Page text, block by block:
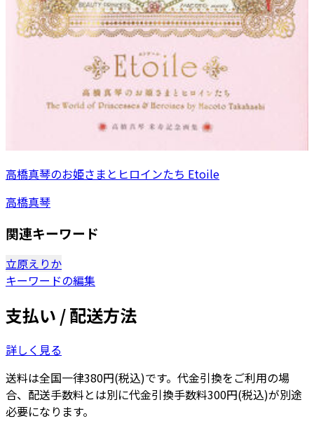
高橋真琴のお姫さまとヒロインたち Etoile
高橋真琴
関連キーワード
立原えりか
キーワードの編集
支払い / 配送方法
詳しく見る
送料は全国一律380円(税込)です。代金引換をご利用の場
合、配送手数料とは別に代金引換手数料300円(税込)が別途
必要になります。